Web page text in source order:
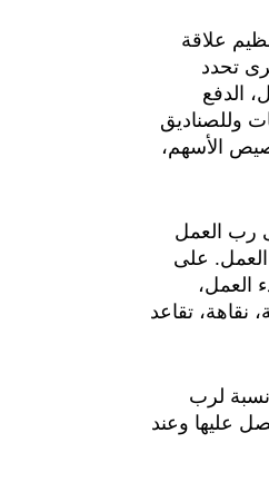
علاقة
تحدد
الدفع
وللصناديق
الأسهم،
رب العمل
العمل. على
العمل،
نقاهة، تقاعد
لرب
عليها وعند